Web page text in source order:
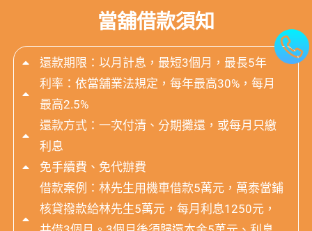
當舖借款須知
還款期限：以月計息，最短3個月，最長5年
利率：依當舖業法規定，每年最高30%，每月
最高2.5%
還款方式：一次付清、分期攤還，或每月只繳
利息
免手續費、免代辦費
借款案例：林先生用機車借款5萬元，萬泰當鋪
核貸撥款給林先生5萬元，每月利息1250元，